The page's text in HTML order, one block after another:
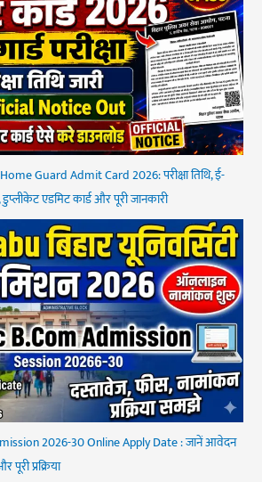
Guard Admit Card 2026: परीक्षा तिथि, ई-
एडमिट कार्ड और पूरी जानकारी
2026-30 Online Apply Date : जानें आवेदन
प्रक्रिया